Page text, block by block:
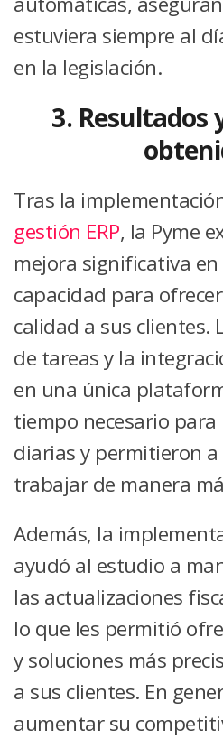
estuviera siempre al
en la legislación.
3. Resultados
Tras la
gestión ERP, la Pyme
mejora significativa
capacidad para
calidad a sus clientes.
de tareas y la
en una única
tiempo necesario
diarias y permitieron
trabajar de manera
Además, la
ayudó al estudio a
las actualizaciones
lo que les permitió
y soluciones más
a sus clientes. En
aumentar su